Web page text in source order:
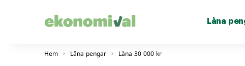
Låna
Hem Låna pengar Låna 30 000 kr